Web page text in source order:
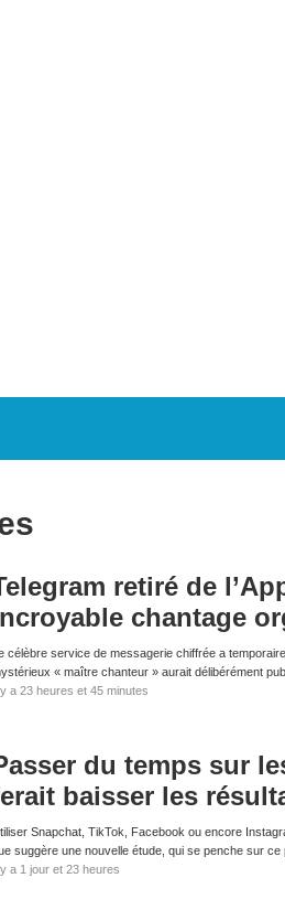
retiré de
chantage
célèbre service de messagerie chiffrée a
« maître chanteur » aurait délibérément
a 23 heures et 45 minutes
du temps sur
baisser les
Snapchat, TikTok, Facebook ou encore
suggère une nouvelle étude, qui se penche sur ce
a 1 jour et 23 heures